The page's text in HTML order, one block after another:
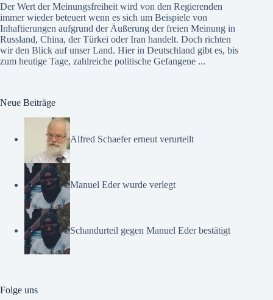
Der Wert der Meinungsfreiheit wird von den Regierenden
immer wieder beteuert wenn es sich um Beispiele von
Inhaftierungen aufgrund der Äußerung der freien Meinung in
Russland, China, der Türkei oder Iran handelt. Doch richten
wir den Blick auf unser Land. Hier in Deutschland gibt es, bis
zum heutige Tage, zahlreiche politische Gefangene ...
Neue Beiträge
Alfred Schaefer erneut verurteilt
Manuel Eder wurde verlegt
Schandurteil gegen Manuel Eder bestätigt
Folge uns